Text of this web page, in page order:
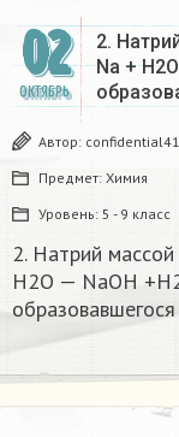
02
ОКТЯБРЬ
2.
Na +
Автор: confidential41
Предмет: Химия
Уровень: 5 - 9 класс
2. Натрий
Н2О — NaOH